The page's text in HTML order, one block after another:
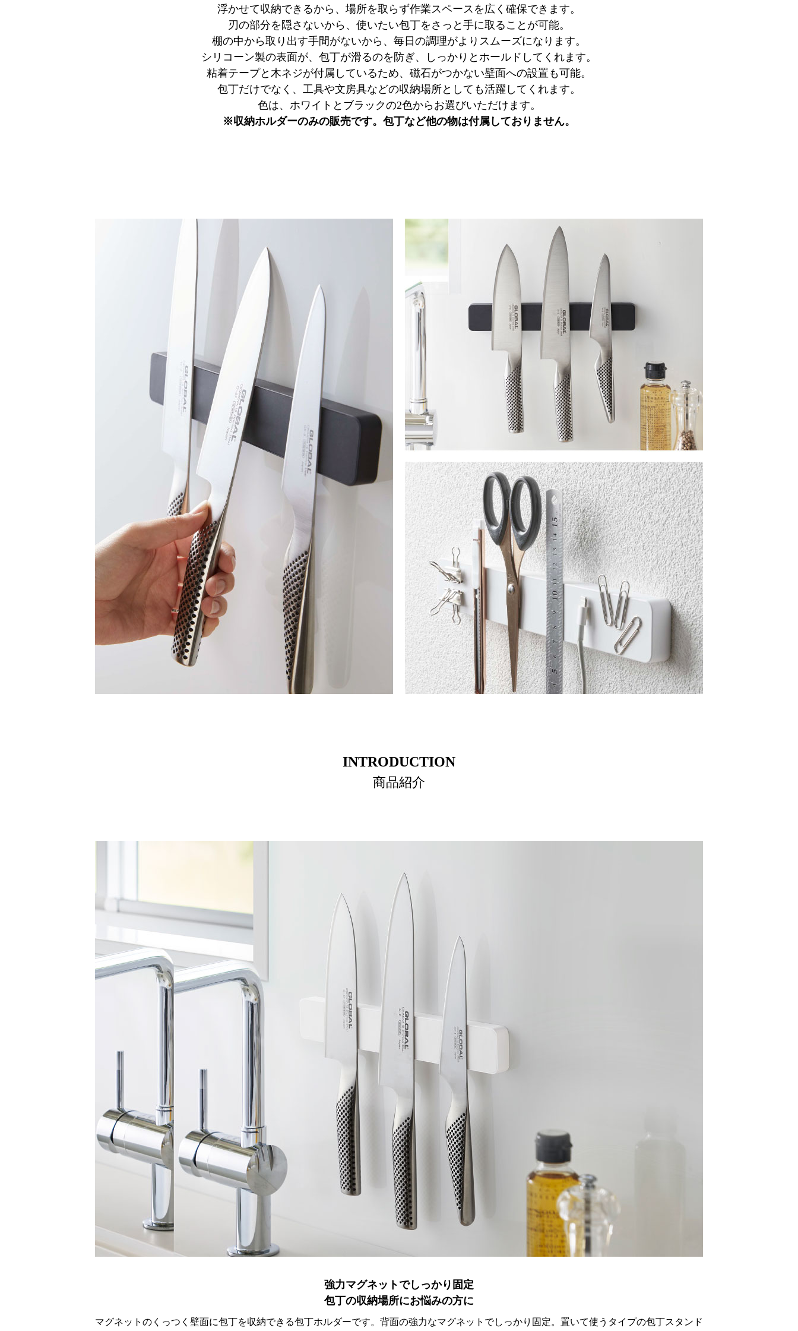
浮かせて収納できるから、場所を取らず作業スペースを広く確保できます。
刃の部分を隠さないから、使いたい包丁をさっと手に取ることが可能。
棚の中から取り出す手間がないから、毎日の調理がよりスムーズになります。
シリコーン製の表面が、包丁が滑るのを防ぎ、しっかりとホールドしてくれます。
粘着テープと木ネジが付属しているため、磁石がつかない壁面への設置も可能。
包丁だけでなく、工具や文房具などの収納場所としても活躍してくれます。
色は、ホワイトとブラックの2色からお選びいただけます。
※収納ホルダーのみの販売です。包丁など他の物は付属しておりません。
INTRODUCTION
商品紹介
強力マグネットでしっかり固定
包丁の収納場所にお悩みの方に
マグネットのくっつく壁面に包丁を収納できる包丁ホルダーです。背面の強力なマグネットでしっかり固定。置いて使うタイプの包丁スタンド